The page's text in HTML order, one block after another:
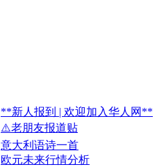
**新人报到 | 欢迎加入华人网**
⚠️老朋友报道贴
意大利语诗一首
欧元未来行情分析